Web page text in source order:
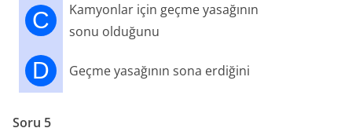
C
Kamyonlar için geçme yasağının
sonu olduğunu
D Geçme yasağının sona erdiğini
Soru 5